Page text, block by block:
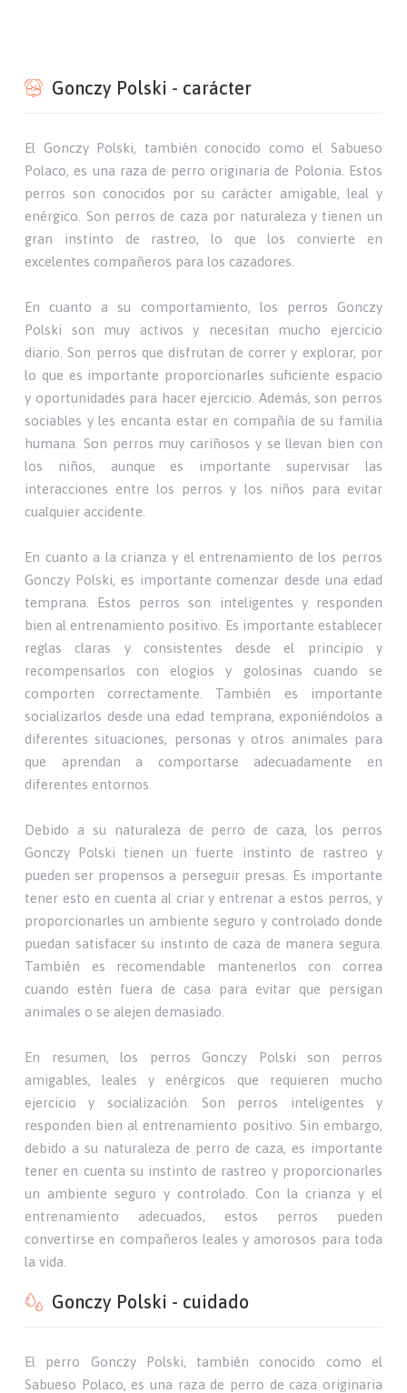
Gonczy Polski - carácter
El Gonczy Polski, también conocido como el Sabueso
Polaco, es una raza de perro originaria de Polonia. Estos
perros son conocidos por su carácter amigable, leal y
enérgico. Son perros de caza por naturaleza y tienen un
gran instinto de rastreo, lo que los convierte en
excelentes compañeros para los cazadores.
En cuanto a su comportamiento, los perros Gonczy
Polski son muy activos y necesitan mucho ejercicio
diario. Son perros que disfrutan de correr y explorar, por
lo que es importante proporcionarles suficiente espacio
y oportunidades para hacer ejercicio. Además, son perros
sociables y les encanta estar en compañía de su familia
humana. Son perros muy cariñosos y se llevan bien con
los niños, aunque es importante supervisar las
interacciones entre los perros y los niños para evitar
cualquier accidente.
En cuanto a la crianza y el entrenamiento de los perros
Gonczy Polski, es importante comenzar desde una edad
temprana. Estos perros son inteligentes y responden
bien al entrenamiento positivo. Es importante establecer
reglas claras y consistentes desde el principio y
recompensarlos con elogios y golosinas cuando se
comporten correctamente. También es importante
socializarlos desde una edad temprana, exponiéndolos a
diferentes situaciones, personas y otros animales para
que aprendan a comportarse adecuadamente en
diferentes entornos.
Debido a su naturaleza de perro de caza, los perros
Gonczy Polski tienen un fuerte instinto de rastreo y
pueden ser propensos a perseguir presas. Es importante
tener esto en cuenta al criar y entrenar a estos perros, y
proporcionarles un ambiente seguro y controlado donde
puedan satisfacer su instinto de caza de manera segura.
También es recomendable mantenerlos con correa
cuando estén fuera de casa para evitar que persigan
animales o se alejen demasiado.
En resumen, los perros Gonczy Polski son perros
amigables, leales y enérgicos que requieren mucho
ejercicio y socialización. Son perros inteligentes y
responden bien al entrenamiento positivo. Sin embargo,
debido a su naturaleza de perro de caza, es importante
tener en cuenta su instinto de rastreo y proporcionarles
un ambiente seguro y controlado. Con la crianza y el
entrenamiento adecuados, estos perros pueden
convertirse en compañeros leales y amorosos para toda
la vida.
Gonczy Polski - cuidado
El perro Gonczy Polski, también conocido como el
Sabueso Polaco, es una raza de perro de caza originaria